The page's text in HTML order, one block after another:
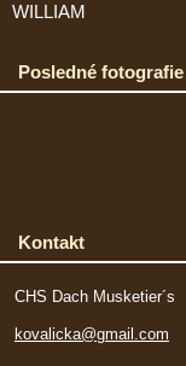
WILLIAM
Posledné fotografie
Kontakt
CHS Dach Musketier´s
kovalicka@gmail.com